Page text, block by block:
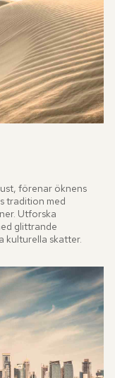
förenar öknens
tradition med
Utforska
glittrande
kulturella skatter.